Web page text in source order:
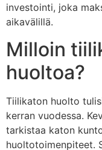
investointi, joka
aikavälillä.
Milloin
huoltoa?
Tiilikaton huolto
kerran vuodessa.
tarkistaa katon
huoltotoimenpiteet.